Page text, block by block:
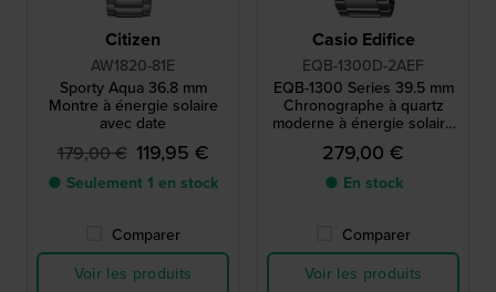
Citizen
AW1820-81E
Sporty Aqua 36.8 mm
Montre à énergie solaire
avec date
179,00 € 119,95 €
● Seulement 1 en stock
Comparer
Voir les produits
Casio Edifice
EQB-1300D-2AEF
EQB-1300 Series 39.5 mm
Chronographe à quartz
moderne à énergie solaire
avec liaison smartphone
279,00 €
● En stock
Comparer
Voir les produits